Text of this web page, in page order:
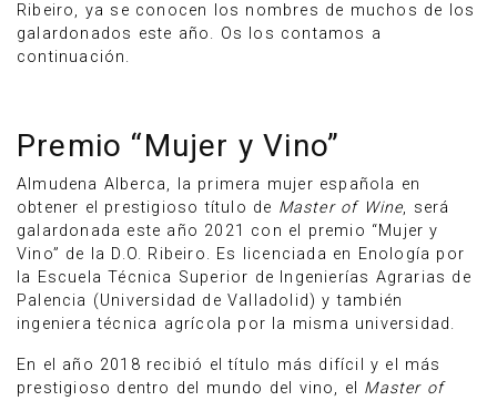
Ribeiro, ya se conocen los nombres de muchos de los
galardonados este año. Os los contamos a
continuación.
Premio “Mujer y Vino”
Almudena Alberca, la primera mujer española en
obtener el prestigioso título de Master of Wine, será
galardonada este año 2021 con el premio “Mujer y
Vino” de la D.O. Ribeiro. Es licenciada en Enología por
la Escuela Técnica Superior de Ingenierías Agrarias de
Palencia (Universidad de Valladolid) y también
ingeniera técnica agrícola por la misma universidad.
En el año 2018 recibió el título más difícil y el más
prestigioso dentro del mundo del vino, el Master of